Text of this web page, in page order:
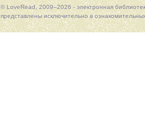
© LoveRead, 2009–2026 - электронная
представлены исключительно в